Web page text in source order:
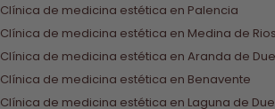
Clínica de medicina estética en Palencia
Clínica de medicina estética en Medina de
Clínica de medicina estética en Aranda de
Clínica de medicina estética en Benavente
Clínica de medicina estética en Laguna de